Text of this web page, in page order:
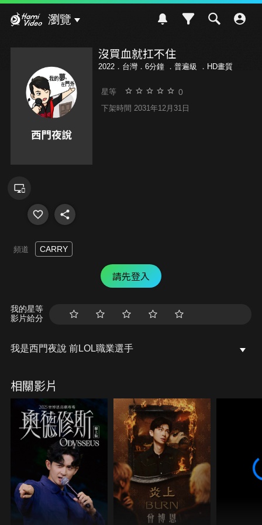
瀏覽
沒買血就扛不住
2022．台灣．6分鐘 ． 普遍級 ．HD畫質
星等 0
下架時間 2031年12月31日
頻道 CARRY
請先登入
我的星等
影片給分
我是西門夜說 前LOL職業選手
相關影片